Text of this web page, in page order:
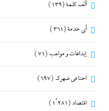
ألف كلمة(139)
أي خدمة(361)
إبداعات و مواهب (71)
احنا في ضهرك (697)
اقتصاد (1٬281)